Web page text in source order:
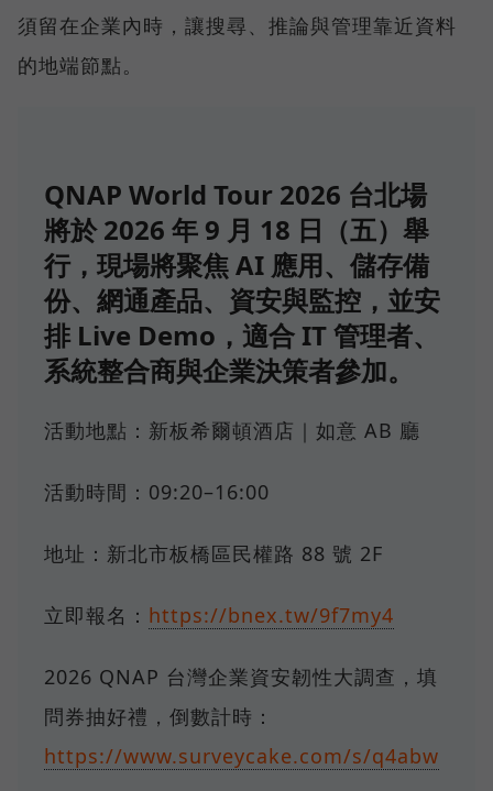
須留在企業內時，讓搜尋、推論與管理靠近資料
的地端節點。
QNAP World Tour 2026 台北場
將於 2026 年 9 月 18 日（五）舉
行，現場將聚焦 AI 應用、儲存備
份、網通產品、資安與監控，並安
排 Live Demo，適合 IT 管理者、
系統整合商與企業決策者參加。
活動地點：新板希爾頓酒店｜如意 AB 廳
活動時間：09:20–16:00
地址：新北市板橋區民權路 88 號 2F
立即報名： https://bnex.tw/9f7my4
2026 QNAP 台灣企業資安韌性大調查，填
問券抽好禮，倒數計時：
https://www.surveycake.com/s/q4abw